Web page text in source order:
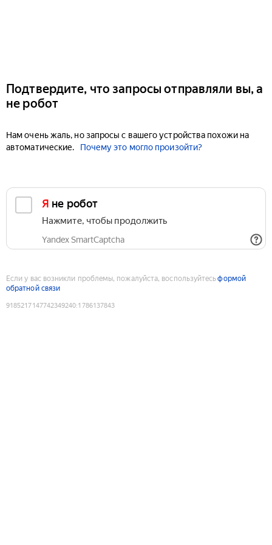
Подтвердите, что запросы отправляли вы, а
не робот
Нам очень жаль, но запросы с вашего устройства похожи на
автоматические.
Почему это могло произойти?
Я не робот
Нажмите, чтобы продолжить
Yandex SmartCaptcha
Если у вас возникли проблемы, пожалуйста, воспользуйтесьформой
обратной связи
9185217147742349240:1786137843